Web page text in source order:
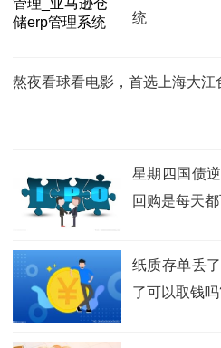
统
熬夜看球看电影，首选上海大江
星期四国债
回购是每天
纸质存单丢
了可以取钱